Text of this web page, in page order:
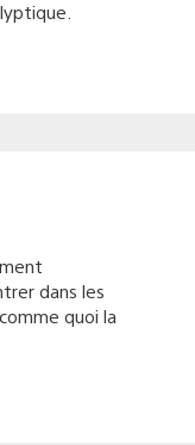
dans les
quoi la